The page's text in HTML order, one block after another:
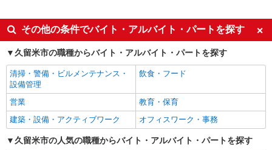
未経験歓迎
ミドル（40代～）活躍中
ボーナス・賞与あり
車通勤OK
交通費支給
社会保険あり
産休・育休取得実績あり
その他の条件でバイト・アルバイト・パートを探す
久留米市の職種からバイト・アルバイト・パートを探す
清掃・警備・ビルメンテナンス・
設備管理
飲食・フード
営業
教育・保育
建築・設備・アクティブワーク
オフィスワーク・事務
久留米市の人気の職種からバイト・アルバイト・パートを探す